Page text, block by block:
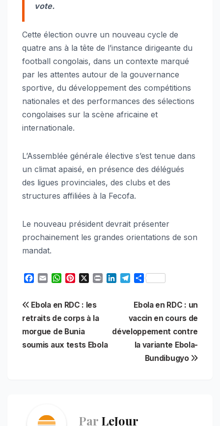
vote.
Cette élection ouvre un nouveau cycle de
quatre ans à la tête de l’instance dirigeante du
football congolais, dans un contexte marqué
par les attentes autour de la gouvernance
sportive, du développement des compétitions
nationales et des performances des sélections
congolaises sur la scène africaine et
internationale.
L’Assemblée générale élective s’est tenue dans
un climat apaisé, en présence des délégués
des ligues provinciales, des clubs et des
structures affiliées à la Fecofa.
Le nouveau président devrait présenter
prochainement les grandes orientations de son
mandat.
e
b
o
o
k
i
l
W
t
s
A
p
p
t
e
r
e
s
d
I
e
g
r
a
m
S
r
e
Navigation
de
l’article
Ebola en RDC : un
vaccin en cours de
développement contre
la variante Ebola-
Bundibugyo
Ebola en RDC : les
retraits de corps à la
morgue de Bunia
soumis aux tests Ebola
Par LeJour